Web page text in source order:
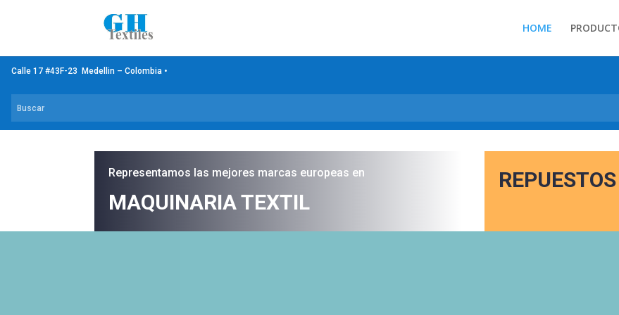
HOME
Calle 17 #43F-23 Medellin – Colombia •
Representamos las mejores marcas europeas en
MAQUINARIA TEXTIL
REPUESTOS